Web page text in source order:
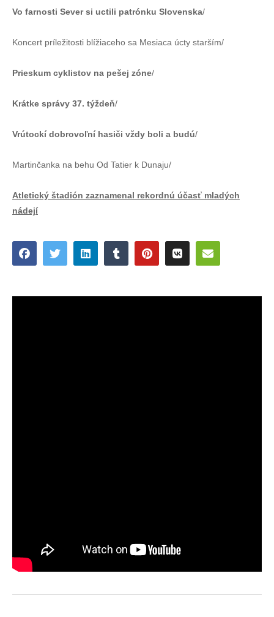
Vo farnosti Sever si uctili patrónku Slovenska/
Koncert príležitosti blížiaceho sa Mesiaca úcty starším/
Prieskum cyklistov na pešej zóne/
Krátke správy 37. týždeň/
Vrútockí dobrovoľní hasiči vždy boli a budú/
Martinčanka na behu Od Tatier k Dunaju/
Atletický štadión zaznamenal rekordnú účasť mladých
nádejí